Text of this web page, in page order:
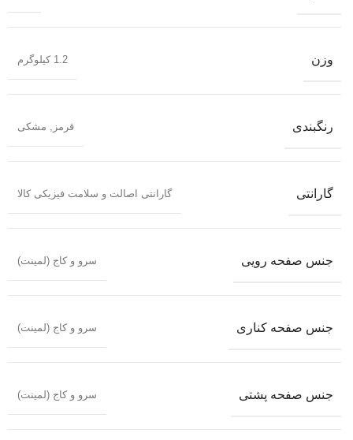
وزن 1.2 کیلوگرم
رنگبندی قرمز , مشکی
گارانتی گارانتی اصالت و سلامت فیزیکی کالا
جنس صفحه رویی سرو و کاج (لمینت)
جنس صفحه کناری سرو و کاج (لمینت)
جنس صفحه پشتی سرو و کاج (لمینت)